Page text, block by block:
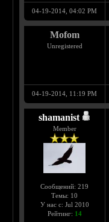
04-19-2014, 04:02 PM
Mofom
Unregistered
04-19-2014, 11:19 PM
shamanist
Member
Сообщений: 219
Темы: 10
У нас с: Jul 2010
Рейтинг: 14